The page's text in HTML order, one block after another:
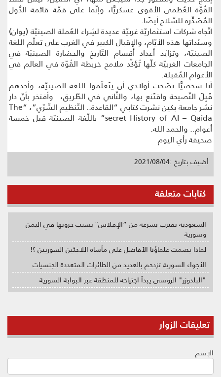
القُوّة العُظمى الأقوى عسكريًّا، وإنّما على قمّة قائمة الدُّول
المُصَدِّرة للسّلاح أيضًا.
اتّجاه شركات استثماريّة غربيّة عديدة لشِراء العُملة الصينيّة (يوان)
وسنَداتها هذه الأيّام، والإقبال الكبير في الغرب على تعلّم اللغة
الصينيّة، وتَزايُد أعداد أقسام التّاريخ والحضارة الصينيّة في
الجامعات الغربيّة كلّها تُؤكِّد ملامح خريطة القُوّة في العالم في
الأعوام المُقبلة.
أنا شخصيًّا نصَحت أولادي أن يتَعلّموا اللغة الصينيّة، وأحدهم
قَبِلَ النّصيحة واقتَنع بها، والثّاني في الطّريق، وأفتخر بأنّ دار
نشر جامعة بكين نشرت كتابي “القاعدة.. التّنظيم السِّرّي”، “The
secret History of Al – Qaida” باللّغة الصينيّة قبل خمسة
أعوام.. والحمد الله.
صحيفة رأي اليوم
أضيف بتاريخ :2021/08/04
كتابات متعلقة
السعودية تقترب بسرعة من “الإفلاس″ بسبب حروبها في اليمن
وسورية
لماذا يصمت علماؤنا الأفاضل على مأساة اللاجئين السوريين ؟!
الأجواء السورية تزدحم بالعديد من الطائرات المتعددة الجنسيات
"البلدوزر" الروسي يبدأ اجتياحه للمنطقة عبر البوابة السورية
تعليقات الزوار
الإسم